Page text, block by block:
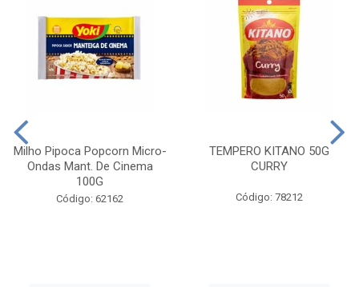
Milho Pipoca Popcorn Micro-
Ondas Mant. De Cinema
100G
Código: 62162
TEMPERO KITANO 50G
CURRY
Código: 78212